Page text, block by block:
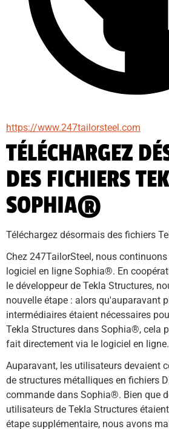
https://www.247tailorsteel.com
TÉLÉCHARGEZ
DES FICHIERS
SOPHIA®
Téléchargez désormais des fichiers
Chez 247TailorSteel, nous
logiciel en ligne Sophia®. En
le développeur de Tekla Structures,
nouvelle étape : alors qu'auparavant
intermédiaires étaient nécessaires
Tekla Structures dans Sophia®, cela
fait directement via le logiciel en ligne.
Auparavant, les utilisateurs devaient
de structures métalliques en fichiers
commande dans Sophia®. Bien que
utilisateurs de Tekla Structures
étape supplémentaire, nous avons